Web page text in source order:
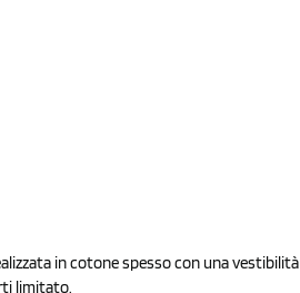
in cotone spesso con una vestibilità
limitato.